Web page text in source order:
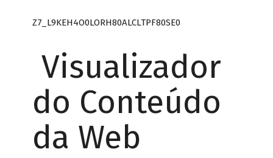
Z7_L9KEH4O0LORH80ALCLTPF80SE0
Visualizador
do Conteúdo
da Web